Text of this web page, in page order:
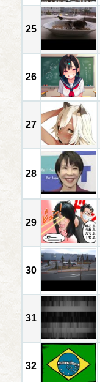
25
26
27
28
29
30
31
32